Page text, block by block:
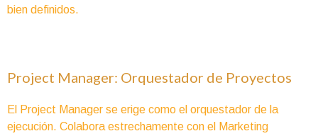
bien definidos.
Project Manager: Orquestador de Proyectos
El Project Manager se erige como el orquestador de la
ejecución. Colabora estrechamente con el Marketing